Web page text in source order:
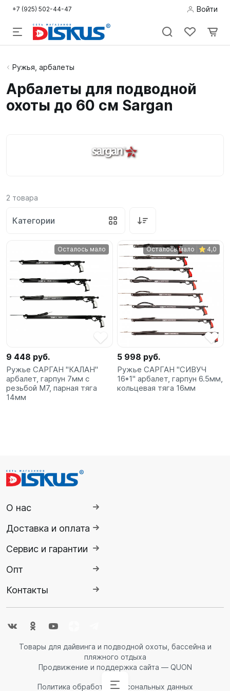
+7 (925) 502-44-47 Войти
Подводная
Дайвинг
сёрфинг
Подарочные
Бренды
Ружья, арбалеты
Арбалеты для подводной
охоты до 60 см Sargan
2 товара
Категории
Осталось мало
9 448 руб.
Ружье САРГАН "КАЛАН"
арбалет, гарпун 7мм с
резьбой М7, парная тяга
14мм
Осталось мало 4,0
5 998 руб.
Ружье САРГАН "СИВУЧ
16*1" арбалет, гарпун 6.5мм,
кольцевая тяга 16мм
О нас
Доставка и оплата
Сервис и гарантии
Опт
Контакты
Товары для дайвинга и подводной охоты, бассейна и
пляжного отдыха
Продвижение и поддержка сайта — QUON
Политика обработки персональных данных